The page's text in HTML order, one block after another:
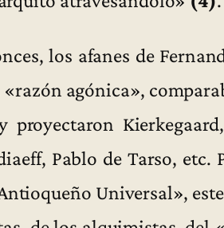
los afanes de
«razón agónica»,
proyectaron
Pablo de Tarso,
Universal»,